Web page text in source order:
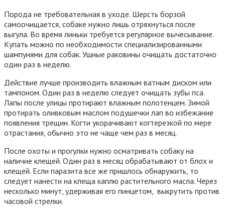
Порода не требовательная в уходе. Шерсть борзой
самоочищается, собаке нужно лишь отряхнуться после
выгула. Во время линьки требуется регулярное вычесывание.
Купать можно по необходимости специализированными
шампунями для собак. Ушные раковины очищать достаточно
один раз в неделю.
Действие лучше производить влажным ватным диском или
тампоном. Один раз в неделю следует очищать зубы пса.
Лапы после улицы протирают влажным полотенцем. Зимой
протирать оливковым маслом подушечки лап во избежание
появления трещин. Когти укорачивают когтерезкой по мере
отрастания, обычно это не чаще чем раз в месяц.
После охоты и прогулки нужно осматривать собаку на
наличие клещей. Один раз в месяц обрабатывают от блох и
клещей. Если паразита все же пришлось обнаружить, то
следует нанести на клеща каплю растительного масла. Через
несколько минут, удерживая его пинцетом, выкрутить против
часовой стрелки.